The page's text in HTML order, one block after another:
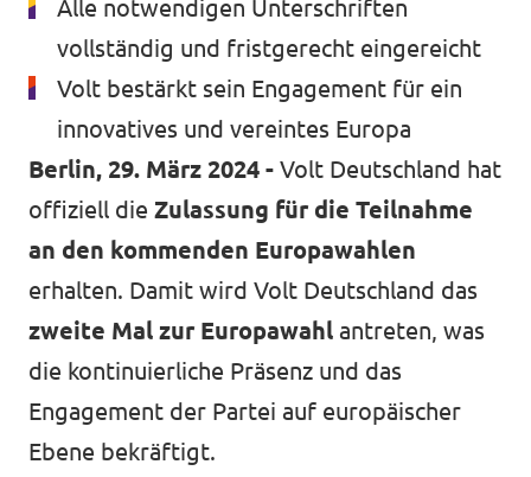
Datenschutz
Impressum
Kontakt
Alle notwendigen Unterschriften
vollständig und fristgerecht eingereicht
Volt bestärkt sein Engagement für ein
innovatives und vereintes Europa
Berlin, 29. März 2024 - Volt Deutschland hat
offiziell die Zulassung für die Teilnahme
an den kommenden Europawahlen
erhalten. Damit wird Volt Deutschland das
zweite Mal zur Europawahl antreten, was
die kontinuierliche Präsenz und das
Engagement der Partei auf europäischer
Ebene bekräftigt.